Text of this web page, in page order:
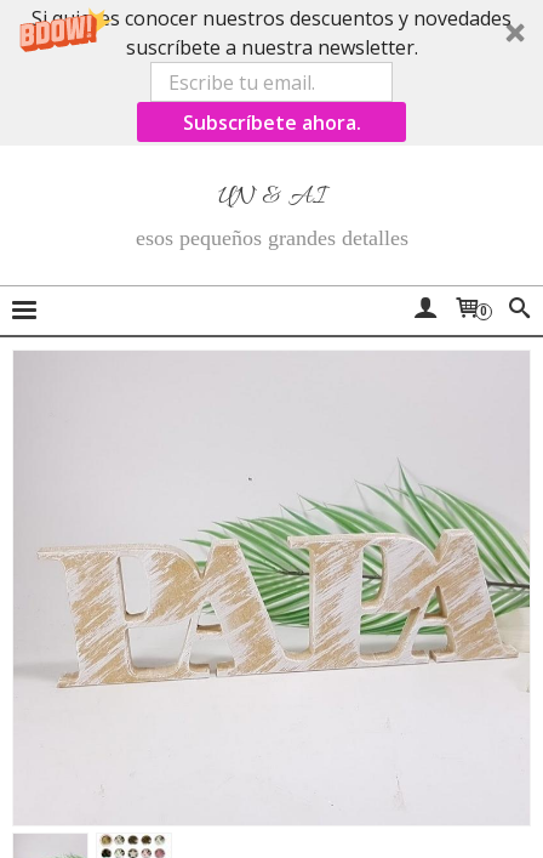
Si quieres conocer nuestros descuentos y novedades
suscríbete a nuestra newsletter.
Subscríbete ahora.
UN & AI
esos pequeños grandes detalles
0